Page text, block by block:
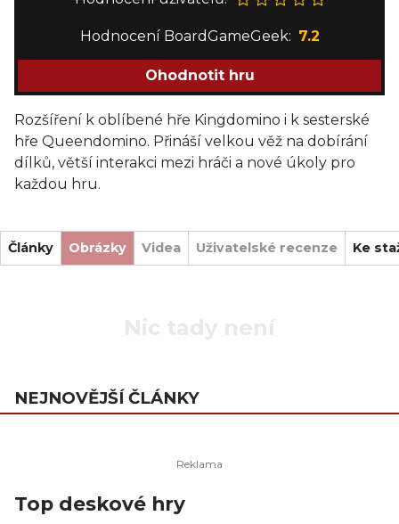
Hodnocení BoardGameGeek: 7.2
Ohodnotit hru
Rozšíření k oblíbené hře Kingdomino i k sesterské
hře Queendomino. Přináší velkou věž na dobírání
dílků, větší interakci mezi hráči a nové úkoly pro
každou hru.
Články Obrázky Videa Uživatelské recenze Ke
NEJNOVĚJŠÍ ČLÁNKY
Top deskové hry